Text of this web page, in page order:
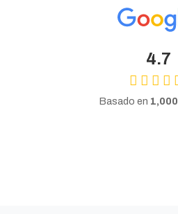
4.7
Basado en 1,000